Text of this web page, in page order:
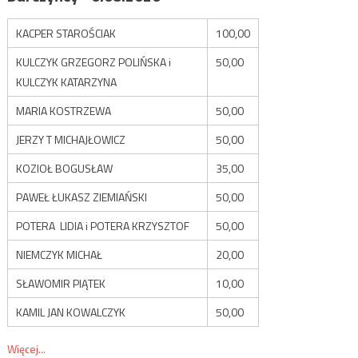
KACPER STAROŚCIAK
100,00
KULCZYK GRZEGORZ POLIŃSKA i
KULCZYK KATARZYNA
50,00
MARIA KOSTRZEWA
50,00
JERZY T MICHAJŁOWICZ
50,00
KOZIOŁ BOGUSŁAW
35,00
PAWEŁ ŁUKASZ ZIEMIAŃSKI
50,00
POTERA LIDIA i POTERA KRZYSZTOF
50,00
NIEMCZYK MICHAŁ
20,00
SŁAWOMIR PIĄTEK
10,00
KAMIL JAN KOWALCZYK
50,00
Więcej...